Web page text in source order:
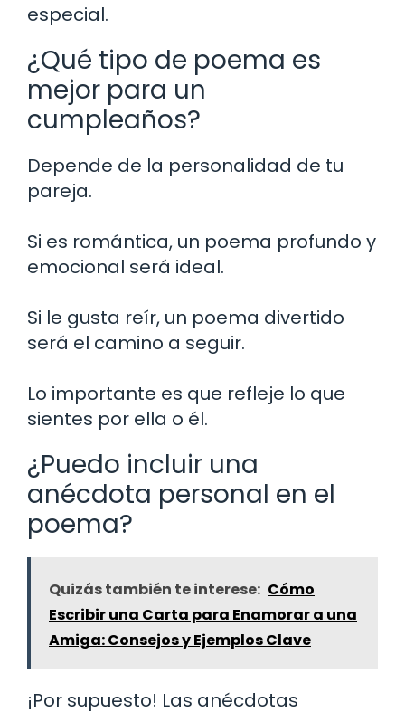
especial.
¿Qué tipo de poema es
mejor para un
cumpleaños?
Depende de la personalidad de tu
pareja.
Si es romántica, un poema profundo y
emocional será ideal.
Si le gusta reír, un poema divertido
será el camino a seguir.
Lo importante es que refleje lo que
sientes por ella o él.
¿Puedo incluir una
anécdota personal en el
poema?
Quizás también te interese: Cómo
Escribir una Carta para Enamorar a una
Amiga: Consejos y Ejemplos Clave
¡Por supuesto! Las anécdotas